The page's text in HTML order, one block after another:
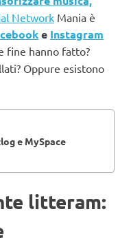
Network Mania è
e Instagram
fine hanno fatto?
Oppure esistono
e MySpace
litteram: